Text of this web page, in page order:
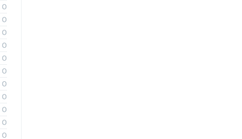
0
0
0
0
0
0
0
0
0
0
0